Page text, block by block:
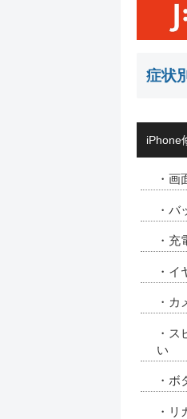
症状
iPhone
・画
・バ
・充
・イ
・カ
・ス
い
・ボ
・リ